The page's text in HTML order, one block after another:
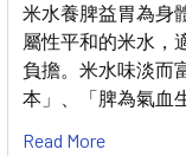
米水養脾益胃為身
屬性平和的米水，
負擔。米水味淡而
本」、「脾為氣血
Read More